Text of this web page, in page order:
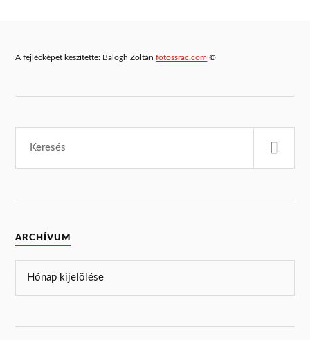
A fejlécképet készítette: Balogh Zoltánfotossrac.com ©
ARCHÍVUM